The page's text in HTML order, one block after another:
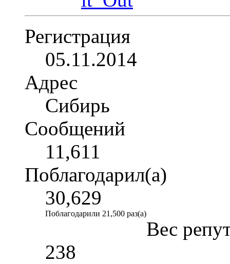
Регистрация
05.11.2014
Адрес
Сибирь
Сообщений
11,611
Поблагодарил(а)
30,629
Поблагодарили 21,500 раз(а)
Вес
238